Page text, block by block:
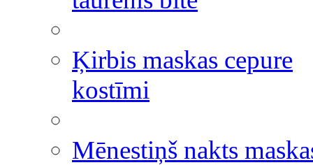
Ķirbis maskas cepure
kostīmi
Mēnestiņš nakts